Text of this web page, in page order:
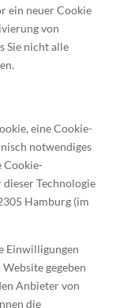
ein neuer Cookie
von
Sie nicht alle
eine Cookie-
notwendiges
Cookie-
Technologie
Hamburg (im
Einwilligungen
gegeben
Anbieter von
die